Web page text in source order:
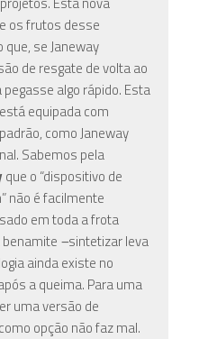
os frutos desse
se Janeway
de resgate de volta ao
algo rápido. Esta
equipada com
como Janeway
Sabemos pela
que o “dispositivo de
não é facilmente
em toda a frota
benamite –sintetizar leva
ainda existe no
a queima. Para uma
uma versão de
opção não faz mal.